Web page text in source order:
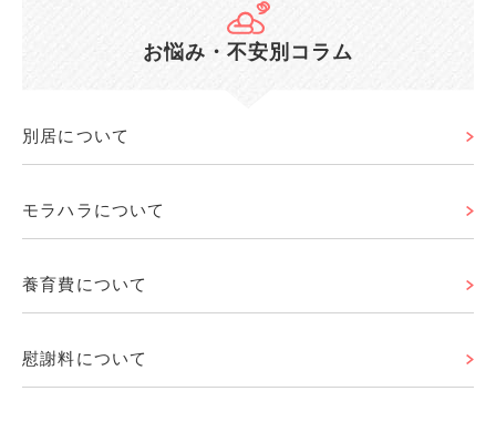
お悩み・不安別コラム
別居について
モラハラについて
養育費について
慰謝料について